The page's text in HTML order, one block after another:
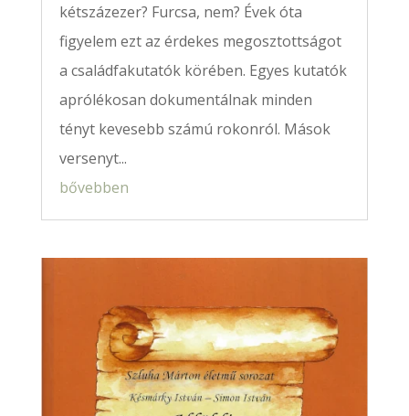
kétszázezer? Furcsa, nem? Évek óta
figyelem ezt az érdekes megosztottságot
a családfakutatók körében. Egyes kutatók
aprólékosan dokumentálnak minden
tényt kevesebb számú rokonról. Mások
versenyt...
bővebben